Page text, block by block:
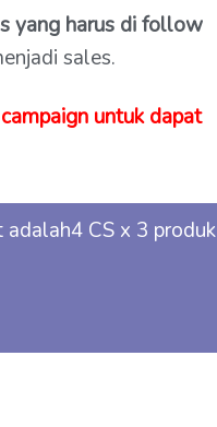
yang harus di follow
sales.
untuk dapat
CS x 3 produk